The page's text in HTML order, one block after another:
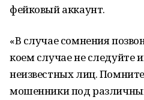
фейковый аккаунт.
«В случае сомнения
коем случае не следуйте
неизвестных лиц.
мошенники под